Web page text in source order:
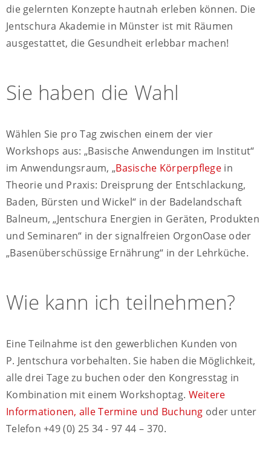
die gelernten Konzepte hautnah erleben können. Die
Jentschura Akademie in Münster ist mit Räumen
ausgestattet, die Gesundheit erlebbar machen!
Sie haben die Wahl
Wählen Sie pro Tag zwischen einem der vier
Workshops aus: „Basische Anwendungen im Institut“
im Anwendungsraum, „Basische Körperpflegein
Theorie und Praxis: Dreisprung der Entschlackung,
Baden, Bürsten und Wickel“ in der Badelandschaft
Balneum, „Jentschura Energien in Geräten, Produkten
und Seminaren“ in der signalfreien OrgonOase oder
„Basenüberschüssige Ernährung“ in der Lehrküche.
Wie kann ich teilnehmen?
Eine Teilnahme ist den gewerblichen Kunden von
P. Jentschura vorbehalten. Sie haben die Möglichkeit,
alle drei Tage zu buchen oder den Kongresstag in
Kombination mit einem Workshoptag. Weitere
Informationen, alle Termine und Buchung oder unter
Telefon +49 (0) 25 34 - 97 44 – 370.